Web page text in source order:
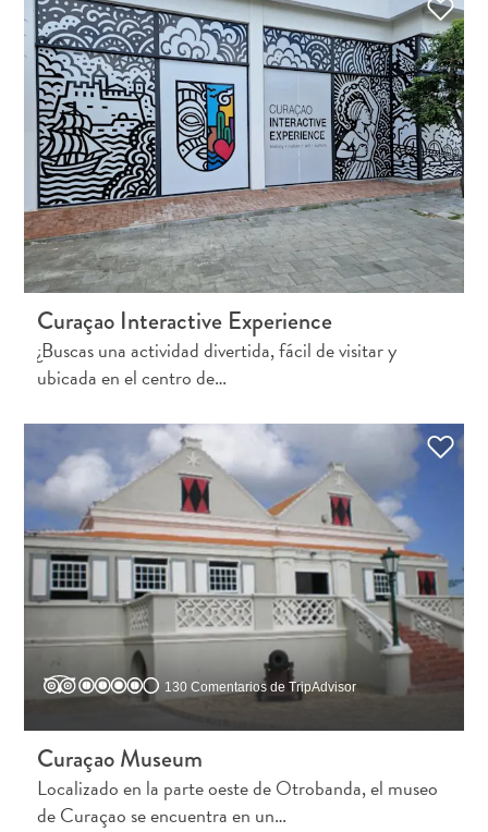
viaje
¿Por
qué
Curazao?
De
En
Curaçao
de
viaje
Itinerarios
Eventos
Curaçao Interactive Experience
¿Buscas una actividad divertida, fácil de visitar y
ubicada en el centro de…
130 Comentarios de TripAdvisor
Curaçao Museum
Localizado en la parte oeste de Otrobanda, el museo
de Curaçao se encuentra en un…